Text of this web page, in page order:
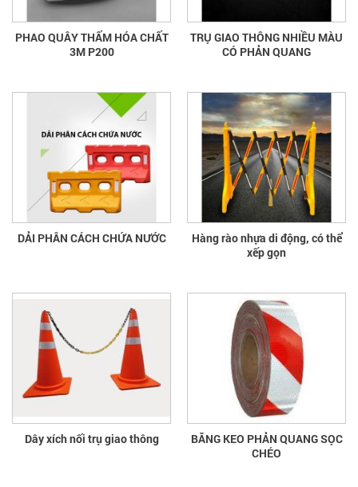
PHAO QUÂY THẤM HÓA CHẤT
3M P200
TRỤ GIAO THÔNG NHIỀU MÀU
CÓ PHẢN QUANG
DẢI PHÂN CÁCH CHỨA NƯỚC
Hàng rào nhựa di động, có thể
xếp gọn
Dây xích nối trụ giao thông
BĂNG KEO PHẢN QUANG SỌC
CHÉO